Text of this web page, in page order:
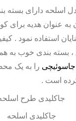
اسلحه دارای بسته
به عنوان هدیه برای
استفاده نمود .
، بسته بندی خوب به
جاسوئیچی را به یک
است .
جاکلیدی طرح
جاکلیدی اسلحه